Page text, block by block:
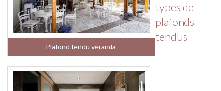
Plafond tendu véranda
types de
plafonds
tendus